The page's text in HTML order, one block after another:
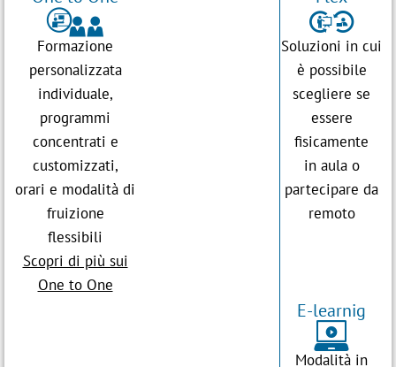

Formazione
personalizzata
individuale,
programmi
concentrati e
customizzati,
orari e modalità di
fruizione
flessibili
Scopri di più sui
One to One
y
Soluzioni in cui
è possibile
scegliere se
essere
fisicamente
in aula o
partecipare da
remoto
E-learnig
)
Modalità in